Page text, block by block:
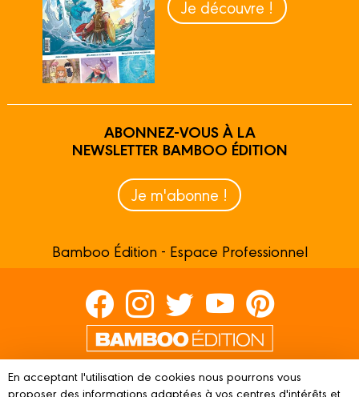
Je découvre !
ABONNEZ-VOUS À LA
NEWSLETTER BAMBOO ÉDITION
Je m'abonne !
Bamboo Édition - Espace Professionnel
Contactez-nous
En acceptant l'utilisation de cookies nous pourrons vous
proposer des informations adaptées à vos centres d'intérêts et